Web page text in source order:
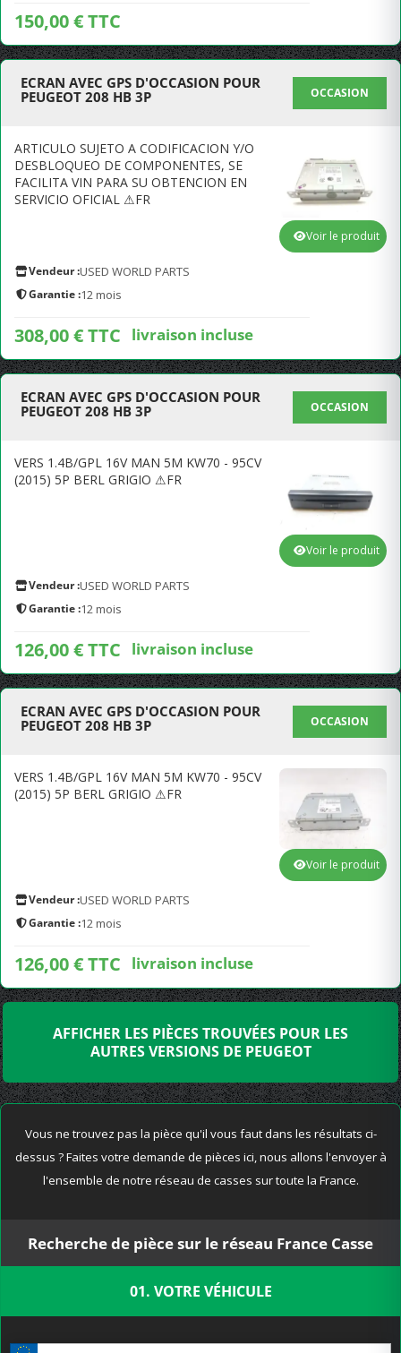
150,00 € TTC
ECRAN AVEC GPS D'OCCASION POUR
PEUGEOT 208 HB 3P
OCCASION
ARTICULO SUJETO A CODIFICACION Y/O
DESBLOQUEO DE COMPONENTES, SE
FACILITA VIN PARA SU OBTENCION EN
SERVICIO OFICIAL ⚠FR
Vendeur :USED WORLD PARTS
Garantie :12 mois
308,00 € TTC livraison incluse
Voir le produit
ECRAN AVEC GPS D'OCCASION POUR
PEUGEOT 208 HB 3P
OCCASION
VERS 1.4B/GPL 16V MAN 5M KW70 - 95CV
(2015) 5P BERL GRIGIO ⚠FR
Vendeur :USED WORLD PARTS
Garantie :12 mois
126,00 € TTC livraison incluse
Voir le produit
ECRAN AVEC GPS D'OCCASION POUR
PEUGEOT 208 HB 3P
OCCASION
VERS 1.4B/GPL 16V MAN 5M KW70 - 95CV
(2015) 5P BERL GRIGIO ⚠FR
Vendeur :USED WORLD PARTS
Garantie :12 mois
126,00 € TTC livraison incluse
Voir le produit
AFFICHER LES PIÈCES TROUVÉES POUR LES
AUTRES VERSIONS DE PEUGEOT
Vous ne trouvez pas la pièce qu'il vous faut dans les résultats ci-
dessus ? Faites votre demande de pièces ici, nous allons l'envoyer à
l'ensemble de notre réseau de casses sur toute la France.
Recherche de pièce sur le réseau France Casse
01. VOTRE VÉHICULE